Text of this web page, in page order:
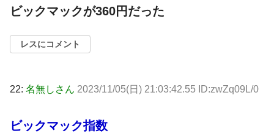
ビックマックが360円だった
レスにコメント
22: 名無しさん 2023/11/05(日) 21:03:42.55 ID:zwZq09L/0
ビックマック指数